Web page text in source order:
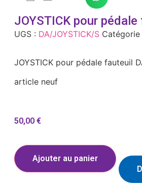
JOYSTICK pour
UGS : DA/JOYSTICK/S Catégorie
JOYSTICK pour pédale fauteuil
article neuf
50,00 €
Ajouter au panier